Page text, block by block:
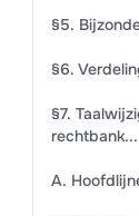
§5.
§6.
§7.
A.